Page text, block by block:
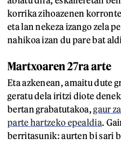
korrika zihoazenen
eta lan nekeza izango zela
nahikoa izan du pare bat
Martxoaren 27ra arte
Eta azkenean, amaitu dute
geratu dela iritzi diote
bertan grabatutakoa,gaur
parte hartzeko epealdia.
berritasunik: aurten bi sari